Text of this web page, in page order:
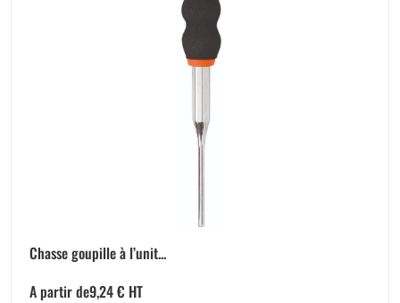
Chasse goupille à l’unit...
A partir de9,24€ HT